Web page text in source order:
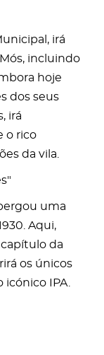
irá
incluindo
hoje
dos seus
irá
o rico
da vila.
uma
Aqui,
da
os únicos
icónico IPA.